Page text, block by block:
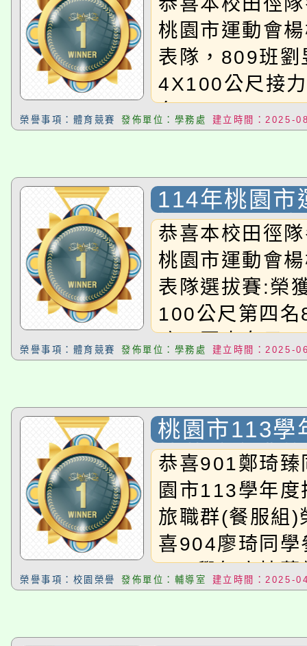
桃園市運動會
表隊，809班劉
4X100公尺接
名!!
榮譽事項：體育競賽 發佈單位：學務處 建立時間：2025-
114年桃園市
梅區田徑代
恭喜本校田徑
桃園市運動會
表隊選拔賽:榮
100公尺第四
玟、國中女子
名709徐靚恩、
玟、國中女子
名709徐靚恩、
800公尺第二
毅，恭喜以上
榮譽事項：體育競賽 發佈單位：學務處 建立時間：2025-
桃園市113學
技藝競賽獲
恭喜901鄭琦臻
園市113學年
旅職群(餐服組)
喜904廖琦同學
113學年度技藝
群(飲調組)榮獲
榮譽事項：校園榮譽 發佈單位：輔導室 建立時間：2025-